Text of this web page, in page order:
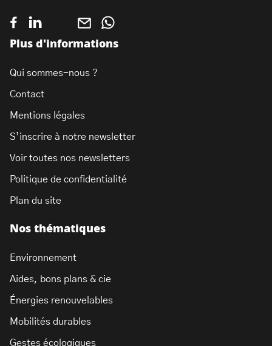
Nos thématiques
Environnement
Aides, bons plans & cie
Énergies renouvelables
Mobilités durables
Gestes écologiques
Plus d'informations
Qui sommes-nous ?
Contact
Mentions légales
S’inscrire à notre newsletter
Voir toutes nos newsletters
Politique de confidentialité
Plan du site